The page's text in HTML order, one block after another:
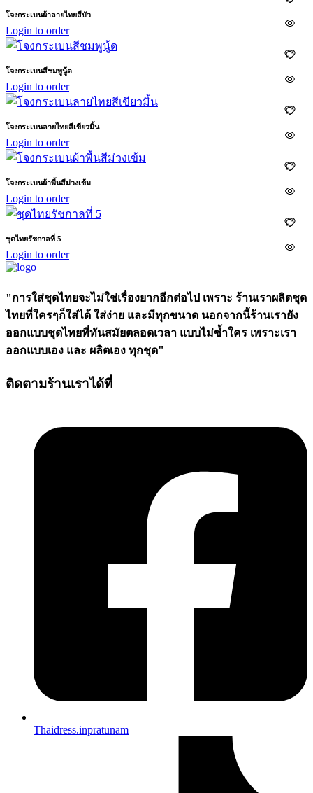
โจงกระเบนผ้าลายไทยสีบัว
Login to order
โจงกระเบนสีชมพูนู้ด
Login to order
โจงกระเบนลายไทยสีเขียวมิ้น
Login to order
โจงกระเบนผ้าพื้นสีม่วงเข้ม
Login to order
ชุดไทยรัชกาลที่ 5
Login to order
"การใส่ชุดไทยจะไม่ใช่เรื่องยากอีกต่อไป เพราะ ร้านเราผลิตชุด
ไทยที่ใครๆก็ใส่ได้ ใส่ง่าย และมีทุกขนาด นอกจากนี้ร้านเรายัง
ออกแบบชุดไทยที่ทันสมัยตลอดเวลา แบบไม่ซ้ำใคร เพราะเรา
ออกแบบเอง และ ผลิตเอง ทุกชุด"
ติดตามร้านเราได้ที่
Thaidress.inpratunam